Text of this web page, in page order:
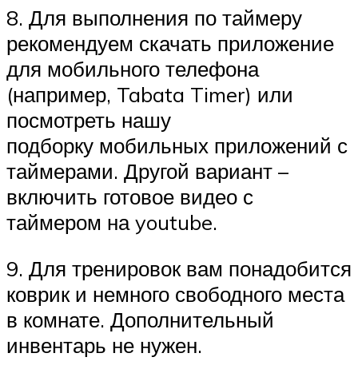
8. Для выполнения по таймеру
рекомендуем скачать приложение
для мобильного телефона
(например, Tabata Timer) или
посмотреть нашу
подборку мобильных приложений с
таймерами. Другой вариант –
включить готовое видео с
таймером на youtube.
9. Для тренировок вам понадобится
коврик и немного свободного места
в комнате. Дополнительный
инвентарь не нужен.